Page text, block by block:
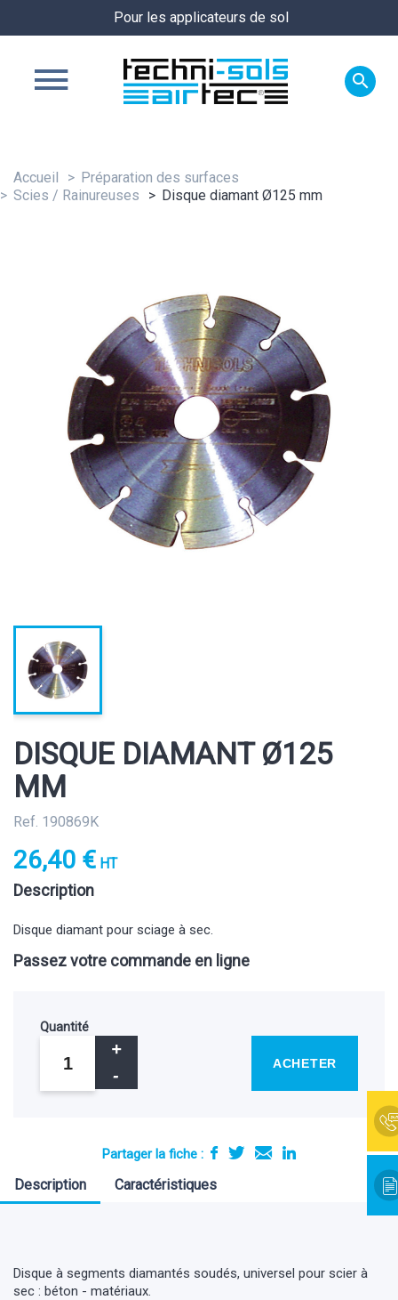
Pour les applicateurs de sol

Accueil
Préparation des surfaces
Scies / Rainureuses
Disque diamant Ø125 mm
DISQUE DIAMANT Ø125
MM
Ref. 190869K
26,40 € HT
Description
Disque diamant pour sciage à sec.
Passez votre commande en ligne
Quantité
ACHETER
Partager la fiche :
Description Caractéristiques
Disque à segments diamantés soudés, universel pour scier à
sec : béton - matériaux.